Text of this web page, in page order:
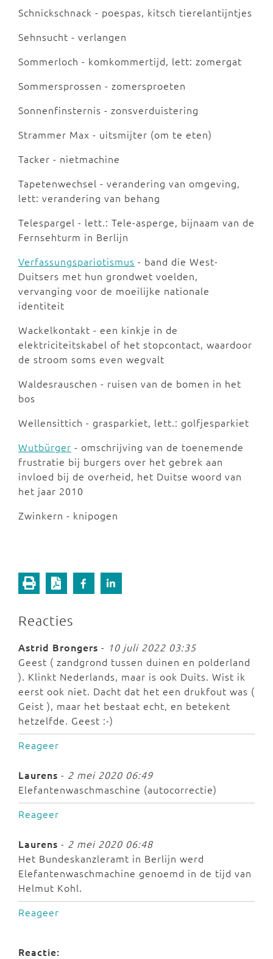
Schnickschnack - poespas, kitsch tierelantijntjes
Sehnsucht - verlangen
Sommerloch - komkommertijd, lett: zomergat
Sommersprossen - zomersproeten
Sonnenfinsternis - zonsverduistering
Strammer Max - uitsmijter (om te eten)
Tacker - nietmachine
Tapetenwechsel - verandering van omgeving,
lett: verandering van behang
Telespargel - lett.: Tele-asperge, bijnaam van de
Fernsehturm in Berlijn
Verfassungspariotismus - band die West-
Duitsers met hun grondwet voelden,
vervanging voor de moeilijke nationale
identiteit
Wackelkontakt - een kinkje in de
elektriciteitskabel of het stopcontact, waardoor
de stroom soms even wegvalt
Waldesrauschen - ruisen van de bomen in het
bos
Wellensittich - grasparkiet, lett.: golfjesparkiet
Wutbürger - omschrijving van de toenemende
frustratie bij burgers over het gebrek aan
invloed bij de overheid, het Duitse woord van
het jaar 2010
Zwinkern - knipogen
Reacties
Astrid Brongers - 10 juli 2022 03:35
Geest ( zandgrond tussen duinen en polderland
). Klinkt Nederlands, maar is ook Duits. Wist ik
eerst ook niet. Dacht dat het een drukfout was (
Geist ), maar het bestaat echt, en betekent
hetzelfde. Geest :-)
Reageer
Laurens - 2 mei 2020 06:49
Elefantenwaschmaschine (autocorrectie)
Reageer
Laurens - 2 mei 2020 06:48
Het Bundeskanzleramt in Berlijn werd
Elefantenwaschmachine genoemd in de tijd van
Helmut Kohl.
Reageer
Reactie: